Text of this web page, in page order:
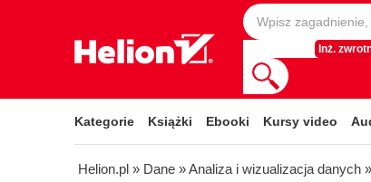
Inż.
Kategorie Książki Ebooki Kursy video
Helion.pl » Dane »Analiza i wizualizacja danych »